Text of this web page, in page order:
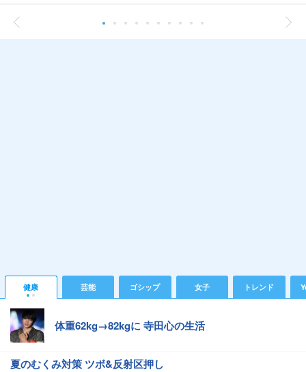
健康 芸能 ゴシップ 女子 トレンド
体重62kg→82kgに 寺田心の生活
夏のむくみ対策 ツボ&反射区押し